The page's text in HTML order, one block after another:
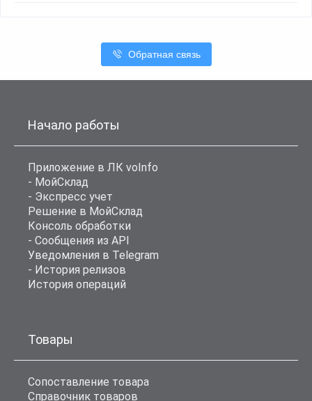
Обратная связь
Начало работы
Приложение в ЛК voInfo
- МойСклад
- Экспресс учет
Решение в МойСклад
Консоль обработки
- Сообщения из API
Уведомления в Telegram
- История релизов
История операций
Товары
Сопоставление товара
Справочник товаров